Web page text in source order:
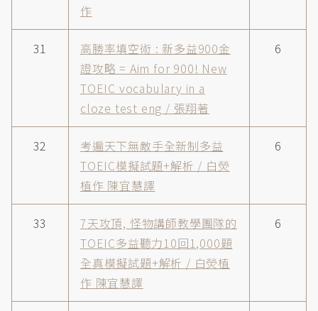
作
31
高勝率填空術 : 新多益900金
證攻略 = Aim for 900! New
TOEIC vocabulary in a
cloze test eng / 張翔著
6
32
考遍天下無敵手全新制多益
TOEIC模擬試題+解析 / 白熒
植作 陳宜慧譯
6
33
7天攻頂, 怪物講師教學團隊的
TOEIC多益聽力10回1,000題
全真模擬試題+解析 / 白熒植
作 陳宜慧譯
6